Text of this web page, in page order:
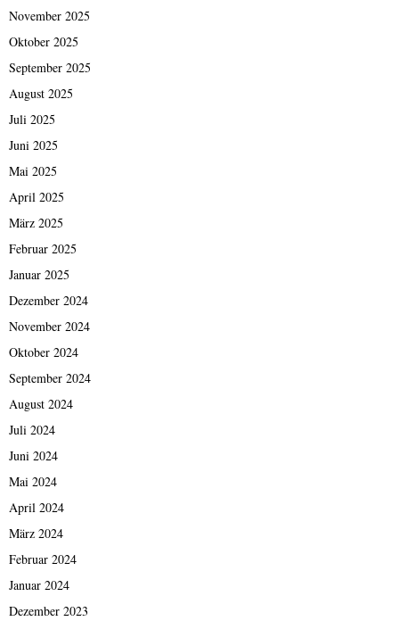
November 2025
Oktober 2025
September 2025
August 2025
Juli 2025
Juni 2025
Mai 2025
April 2025
März 2025
Februar 2025
Januar 2025
Dezember 2024
November 2024
Oktober 2024
September 2024
August 2024
Juli 2024
Juni 2024
Mai 2024
April 2024
März 2024
Februar 2024
Januar 2024
Dezember 2023